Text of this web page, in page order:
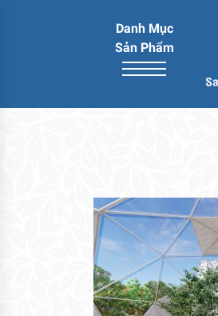
Danh Mục
Sản Phẩm